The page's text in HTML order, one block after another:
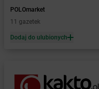
Żabka Biecz
Żabka Biedrusko
Żabka Bielany Wrocławskie
Żabka Bielsk Podlaski
POLOmarket
11 gazetek
Dodaj do ulubionych